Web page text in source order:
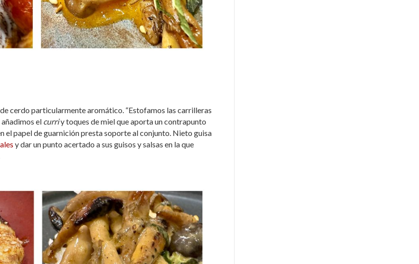
cerdo particularmente aromático. “Estofamos las carrilleras
el curriy toques de miel que aporta un contrapunto
el papel de guarnición presta soporte al conjunto. Nieto guisa
y dar un punto acertado a sus guisos y salsas en la que